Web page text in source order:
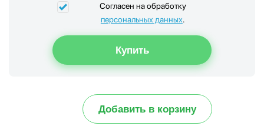
Согласен на обработку
персональных данных.
Добавить в корзину